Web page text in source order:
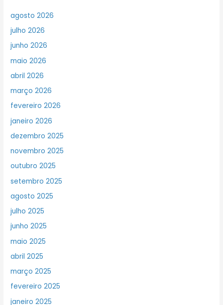
agosto 2026
julho 2026
junho 2026
maio 2026
abril 2026
março 2026
fevereiro 2026
janeiro 2026
dezembro 2025
novembro 2025
outubro 2025
setembro 2025
agosto 2025
julho 2025
junho 2025
maio 2025
abril 2025
março 2025
fevereiro 2025
janeiro 2025